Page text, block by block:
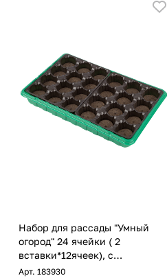
Набор для рассады "Умный
огород" 24 ячейки ( 2
вставки*12ячеек), с
торфяными таблетками
Арт. 183930